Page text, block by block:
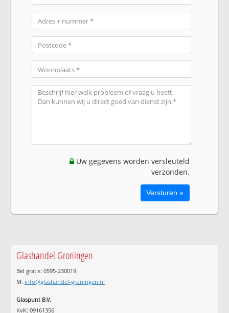
Uw gegevens worden versleuteld
verzonden.
Glashandel Groningen
Bel gratis: 0595-230019
M: info@glashandel-groningen.nl
Glaspunt B.V.
KvK: 09161356